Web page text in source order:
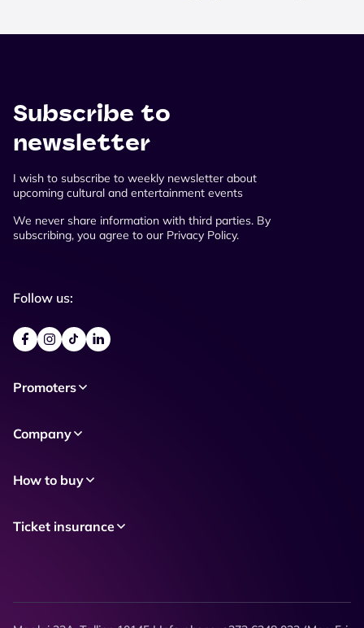
Subscribe to
newsletter
I wish to subscribe to weekly newsletter about
upcoming cultural and entertainment events
We never share information with third parties. By
subscribing, you agree to our Privacy Policy.
Follow us:
Promoters
Company
How to buy
Ticket insurance